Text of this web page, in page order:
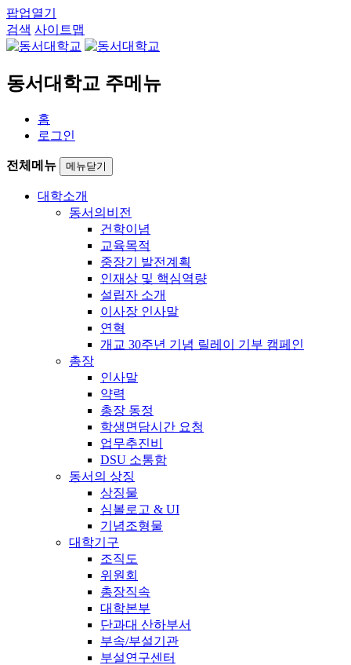
팝업열기
검색 사이트맵
동서대학교 주메뉴
홈
로그인
전체메뉴 메뉴닫기
대학소개
동서의비전
건학이념
교육목적
중장기 발전계획
인재상 및 핵심역량
설립자 소개
이사장 인사말
연혁
개교 30주년 기념 릴레이 기부 캠페인
총장
인사말
약력
총장 동정
학생면담시간 요청
업무추진비
DSU 소통함
동서의 상징
상징물
심볼로고 & UI
기념조형물
대학기구
조직도
위원회
총장직속
대학본부
단과대 산하부서
부속/부설기관
부설연구센터